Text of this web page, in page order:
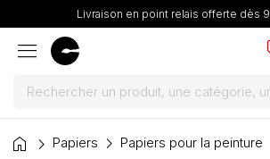
Livraison en point relais offerte dès
menu
Peintures
home Papiers
Papiers pour la peinture